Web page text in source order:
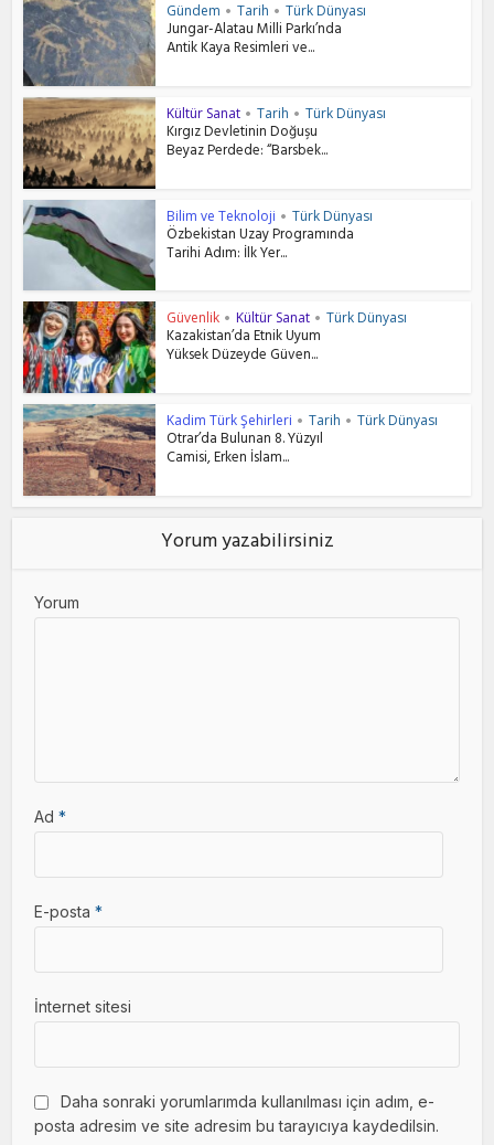
Gündem • Tarih • Türk Dünyası
Jungar-Alatau Milli Parkı’nda
Antik Kaya Resimleri ve...
Kültür Sanat • Tarih • Türk Dünyası
Kırgız Devletinin Doğuşu
Beyaz Perdede: “Barsbek...
Bilim ve Teknoloji • Türk Dünyası
Özbekistan Uzay Programında
Tarihi Adım: İlk Yer...
Güvenlik • Kültür Sanat • Türk Dünyası
Kazakistan’da Etnik Uyum
Yüksek Düzeyde Güven...
Kadim Türk Şehirleri • Tarih • Türk Dünyası
Otrar’da Bulunan 8. Yüzyıl
Camisi, Erken İslam...
Yorum yazabilirsiniz
Yorum
Ad*
E-posta*
İnternet sitesi
Daha sonraki yorumlarımda kullanılması için adım, e-
posta adresim ve site adresim bu tarayıcıya kaydedilsin.